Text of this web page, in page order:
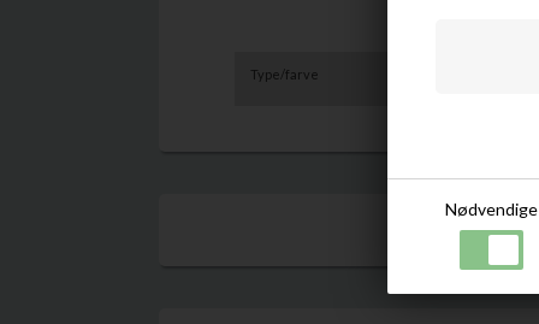
Nødvendige
Type/farve